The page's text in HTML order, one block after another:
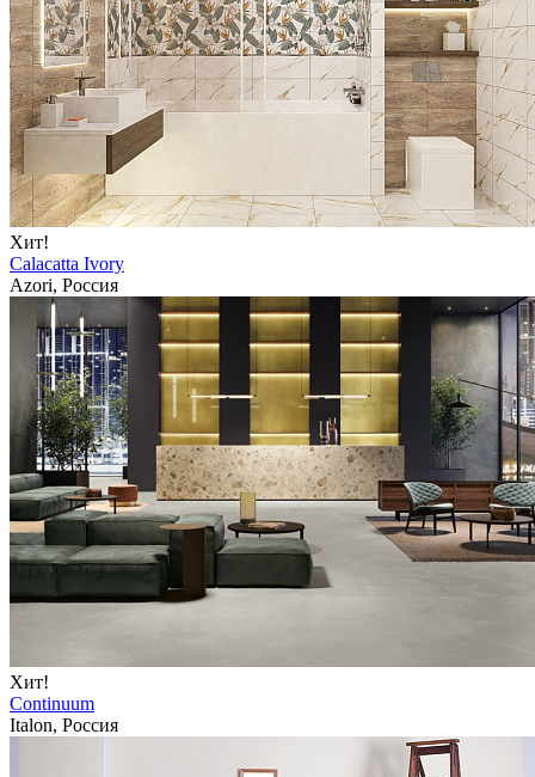
Хит!
Calacatta Ivory
Azori, Россия
Хит!
Continuum
Italon, Россия